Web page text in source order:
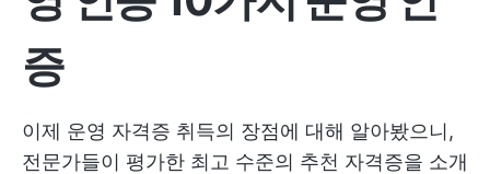
증
이제 운영 자격증 취득의 장점에 대해 알아봤으니,
전문가들이 평가한 최고 수준의 추천 자격증을 소개